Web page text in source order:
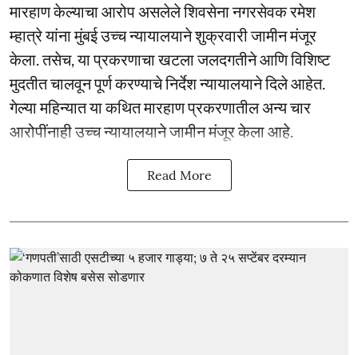
मारहाण केल्याचा आरोप असलेले शिवसेना नगरसेवक रमेश
म्हात्रे यांना मुंबई उच्च न्यायालयाने शुक्रवारी जामीन मंजूर
केला. तसेच, या प्रकरणाचा खटला जलदगतीने आणि विशिष्ट
मुदतीत चालवून पूर्ण करण्याचे निर्देश न्यायालयाने दिले आहेत.
गेल्या महिन्यात या कथित मारहाण प्रकरणातील अन्य चार
आरोपींनाही उच्च न्यायालयाने जामीन मंजूर केला आहे.
Read More